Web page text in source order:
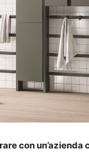
con un’azienda